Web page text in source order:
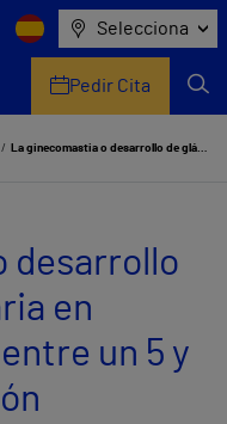
Selecciona
Pedir Cita
La ginecomastia o desarrollo de glándula mamaria en hombres afecta a entre un 5 y un 10% de población masculina
desarrollo
en
un 5 y